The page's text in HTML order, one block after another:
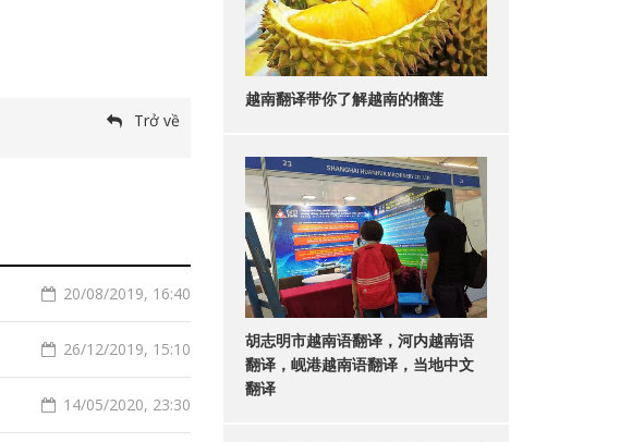
Trở về
20/08/2019, 16:40
26/12/2019, 15:10
14/05/2020, 23:30
越南翻译带你了解越南的榴莲
胡志明市越南语翻译，河内越南语
翻译，岘港越南语翻译，当地中文
翻译